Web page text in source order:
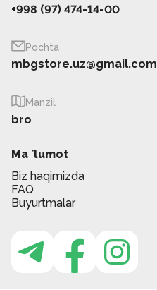
+998 (97) 474-14-00
Pochta
mbgstore.uz@gmail.com
Manzil
bro
Ma `lumot
Biz haqimizda
FAQ
Buyurtmalar